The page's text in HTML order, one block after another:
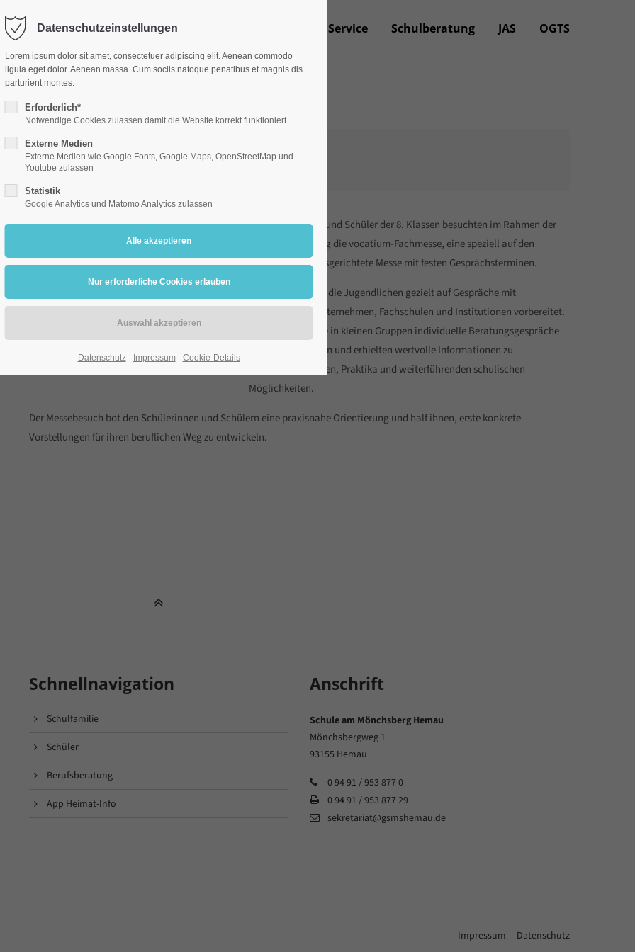
Team SMV Grundschule Service Schulberatung JAS OGTS
Die Schülerinnen und Schüler der 8. Klassen besuchten im Rahmen der
Berufsorientierung die vocatium-Fachmesse, eine speziell auf den
Berufseinstieg ausgerichtete Messe mit festen Gesprächsterminen.
Vorab hatten sich die Jugendlichen gezielt auf Gespräche mit
verschiedenen Unternehmen, Fachschulen und Institutionen vorbereitet.
Vor Ort führten sie in kleinen Gruppen individuelle Beratungsgespräche
mit den Ausstellern und erhielten wertvolle Informationen zu
Ausbildungsberufen, Praktika und weiterführenden schulischen
Möglichkeiten.
Der Messebesuch bot den Schülerinnen und Schülern eine praxisnahe Orientierung und half ihnen, erste konkrete
Vorstellungen für ihren beruflichen Weg zu entwickeln.
Schnellnavigation
Schulfamilie
Schüler
Berufsberatung
App Heimat-Info
Anschrift
Schule am Mönchsberg Hemau
Mönchsbergweg 1
93155 Hemau
0 94 91 / 953 877 0
0 94 91 / 953 877 29
sekretariat@gsmshemau.de
Impressum Datenschutz
Datenschutzeinstellungen
Lorem ipsum dolor sit amet, consectetuer adipiscing elit. Aenean commodo
ligula eget dolor. Aenean massa. Cum sociis natoque penatibus et magnis dis
parturient montes.
Erforderlich*
Notwendige Cookies zulassen damit die Website korrekt funktioniert
Externe Medien
Externe Medien wie Google Fonts, Google Maps, OpenStreetMap und
Youtube zulassen
Statistik
Google Analytics und Matomo Analytics zulassen
Datenschutz Impressum Cookie-Details